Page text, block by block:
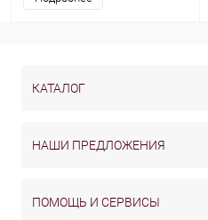
КАТАЛОГ
НАШИ ПРЕДЛОЖЕНИЯ
ПОМОЩЬ И СЕРВИСЫ